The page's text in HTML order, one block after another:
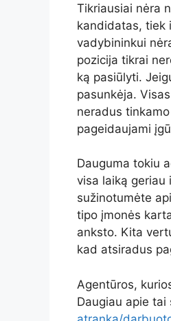
Tikriausiai nėra
kandidatas, tiek
vadybininkui
pozicija tikrai
ką pasiūlyti.
pasunkėja.
neradus
pageidaujami
Dauguma tokiu
visa laiką geriau
sužinotumėte
tipo įmonės
anksto. Kita
kad atsiradus
Agentūros,
Daugiau apie tai